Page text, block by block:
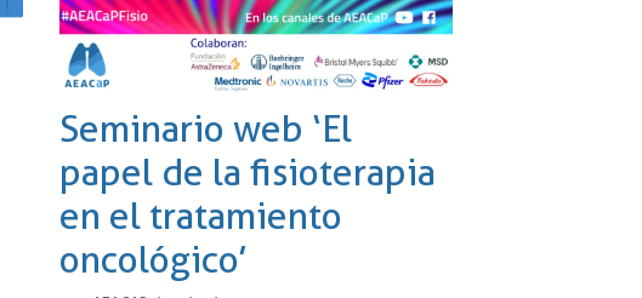
Seminario web ‘El
papel de la fisioterapia
en el tratamiento
oncológico’